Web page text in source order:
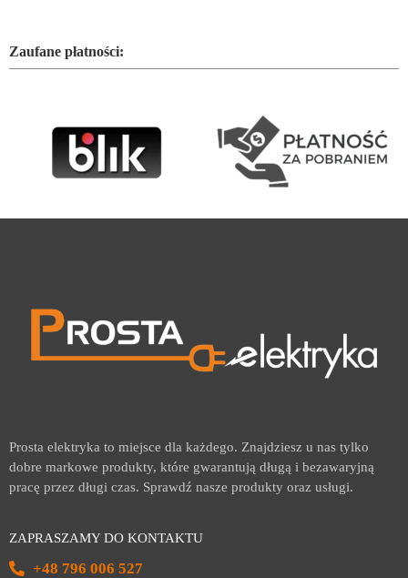
Zaufane płatności:
Prosta elektryka to miejsce dla każdego. Znajdziesz u nas tylko
dobre markowe produkty, które gwarantują długą i bezawaryjną
pracę przez długi czas. Sprawdź nasze produkty oraz usługi.
ZAPRASZAMY DO KONTAKTU
+48 796 006 527